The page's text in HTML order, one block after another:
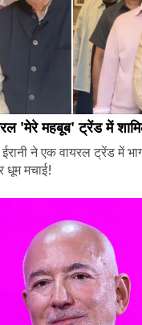
'मेरे महबूब' ट्रेंड में
ने एक वायरल ट्रेंड में
धूम मचाई!